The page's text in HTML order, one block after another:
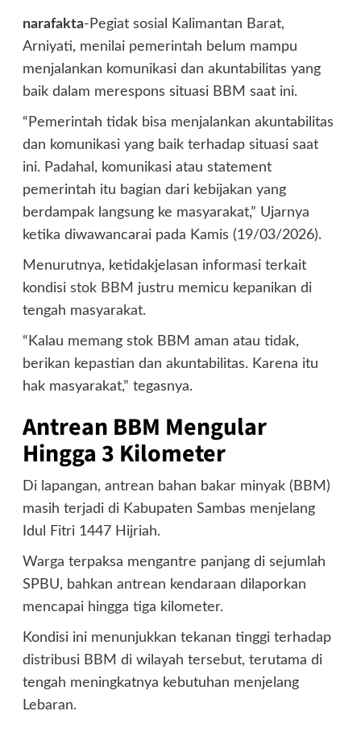
narafakta-Pegiat sosial Kalimantan Barat,
Arniyati, menilai pemerintah belum mampu
menjalankan komunikasi dan akuntabilitas yang
baik dalam merespons situasi BBM saat ini.
“Pemerintah tidak bisa menjalankan akuntabilitas
dan komunikasi yang baik terhadap situasi saat
ini. Padahal, komunikasi atau statement
pemerintah itu bagian dari kebijakan yang
berdampak langsung ke masyarakat,” Ujarnya
ketika diwawancarai pada Kamis (19/03/2026).
Menurutnya, ketidakjelasan informasi terkait
kondisi stok BBM justru memicu kepanikan di
tengah masyarakat.
“Kalau memang stok BBM aman atau tidak,
berikan kepastian dan akuntabilitas. Karena itu
hak masyarakat,” tegasnya.
Antrean BBM Mengular
Hingga 3 Kilometer
Di lapangan, antrean bahan bakar minyak (BBM)
masih terjadi di Kabupaten Sambas menjelang
Idul Fitri 1447 Hijriah.
Warga terpaksa mengantre panjang di sejumlah
SPBU, bahkan antrean kendaraan dilaporkan
mencapai hingga tiga kilometer.
Kondisi ini menunjukkan tekanan tinggi terhadap
distribusi BBM di wilayah tersebut, terutama di
tengah meningkatnya kebutuhan menjelang
Lebaran.